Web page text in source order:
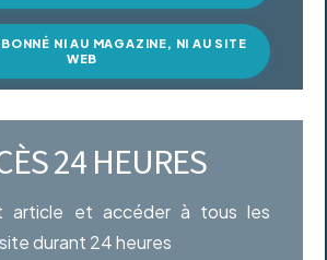
NI AU MAGAZINE, NI AU SITE
WEB
24 HEURES
article et accéder à tous les
durant 24 heures